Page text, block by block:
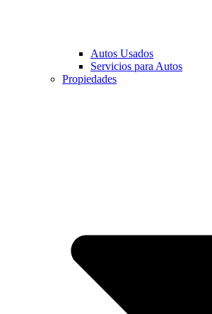
Autos Usados
Servicios para Autos
Propiedades